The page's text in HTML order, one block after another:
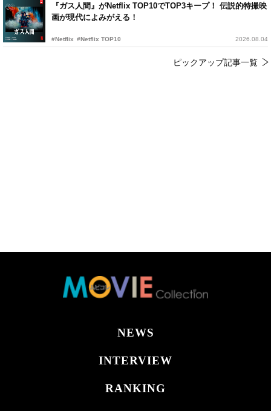
『ガス人間』がNetflix TOP10でTOP3キープ！ 伝説的特撮映
画が現代によみがえる！
#Netflix #Netflix TOP10 2026.08.04
ピックアップ記事一覧
NEWS
INTERVIEW
RANKING